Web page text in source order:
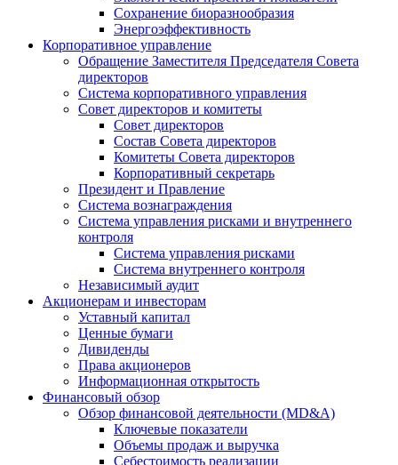
Сохранение биоразнообразия
Энергоэффективность
Корпоративное управление
Обращение Заместителя Председателя Совета
директоров
Система корпоративного управления
Совет директоров и комитеты
Совет директоров
Состав Совета директоров
Комитеты Совета директоров
Корпоративный секретарь
Президент и Правление
Система вознаграждения
Система управления рисками и внутреннего
контроля
Система управления рисками
Система внутреннего контроля
Независимый аудит
Акционерам и инвесторам
Уставный капитал
Ценные бумаги
Дивиденды
Права акционеров
Информационная открытость
Финансовый обзор
Обзор финансовой деятельности (MD&A)
Ключевые показатели
Объемы продаж и выручка
Себестоимость реализации